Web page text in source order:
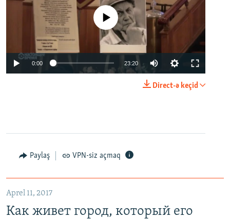
No media source currently available
0:00 23:20
Direct-ə keçid
Paylaş VPN-siz açmaq
Aprel 11, 2017
Как живет город, который его